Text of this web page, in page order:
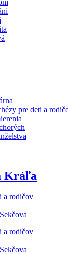
pre deti a
Kráľa
a rodičov
a rodičov